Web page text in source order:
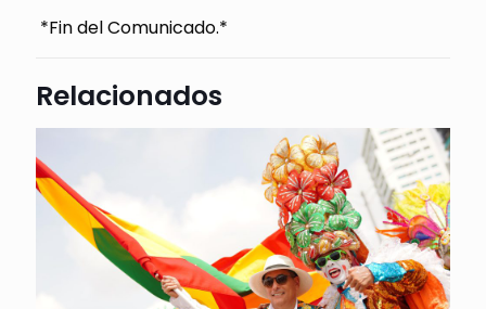
*Fin del Comunicado.*
Relacionados